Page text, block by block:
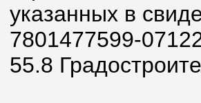
указанных в
7801477599-
55.8